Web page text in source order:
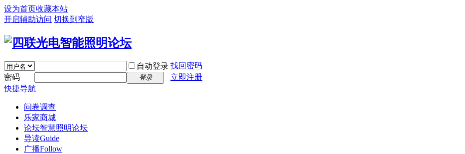
设为首页收藏本站
开启辅助访问 切换到窄版
自动登录 找回密码
密码
登录
立即注册
快捷导航
问卷调查
乐家商城
论坛智慧照明论坛
导读Guide
广播Follow